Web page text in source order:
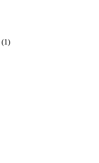
(1)